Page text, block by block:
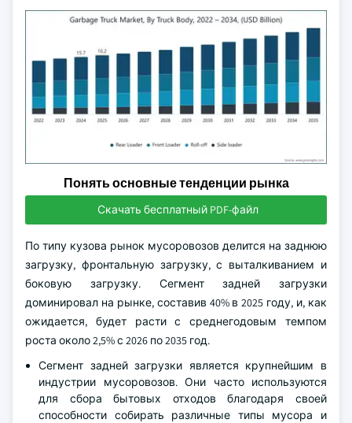
Понять основные тенденции рынка
Скачать бесплатный PDF-файл
По типу кузова рынок мусоровозов делится на заднюю
загрузку, фронтальную загрузку, с выталкиванием и
боковую загрузку. Сегмент задней загрузки
доминировал на рынке, составив 40% в 2025 году, и, как
ожидается, будет расти с среднегодовым темпом
роста около 2,5% с 2026 по 2035 год.
Сегмент задней загрузки является крупнейшим в
индустрии мусоровозов. Они часто используются
для сбора бытовых отходов благодаря своей
способности собирать различные типы мусора и